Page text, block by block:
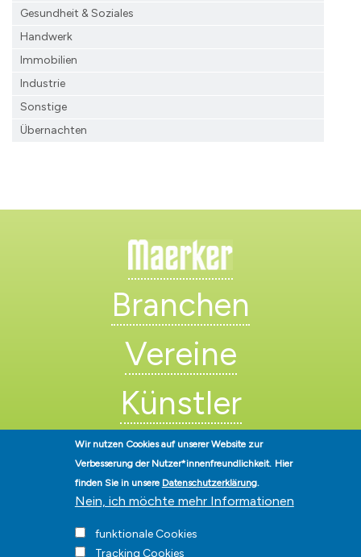
Gesundheit & Soziales
Handwerk
Immobilien
Industrie
Sonstige
Übernachten
Branchen
Vereine
Künstler
Neuendorf • Telefon03303-528-0• E-Mail:
Wir nutzen Cookies auf unserer Website zur
Verbesserung der Nutzer*innenfreundlichkeit. Hier
finden Sie in unsere Datenschutzerklärung.
Nein, ich möchte mehr Informationen
funktionale Cookies
Tracking Cookies